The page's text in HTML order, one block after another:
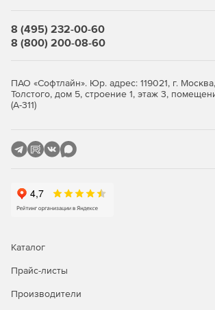
8 (495) 232-00-60
8 (800) 200-08-60
ПАО «Софтлайн». Юр. адрес: 119021, г.
Толстого, дом 5, строение 1, этаж 3,
(А-311)
Каталог
Прайс-листы
Производители